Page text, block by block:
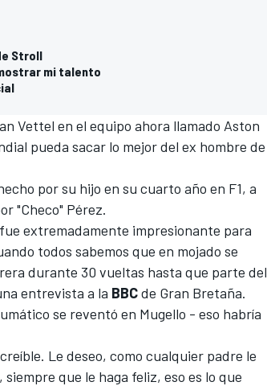
Stroll
mi talento
Vettel en el equipo ahora llamado Aston
pueda sacar lo mejor del ex hombre de
por su hijo en su cuarto año en F1, a
"Checo" Pérez.
extremadamente impresionante para
todos sabemos que en mojado se
durante 30 vueltas hasta que parte del
entrevista a la BBCde Gran Bretaña.
se reventó en Mugello - eso habría
Le deseo, como cualquier padre le
que le haga feliz, eso es lo que